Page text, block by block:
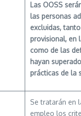
Las OOSS
las personas
excluidas,
provisional, en
como de las
hayan
prácticas de la
Se tratarán en
empleo los